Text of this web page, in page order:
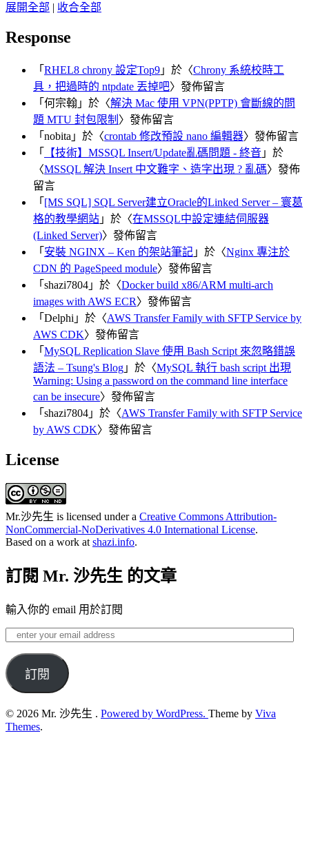
展開全部 | 收合全部
Response
「 RHEL8 chrony 設定Top9 」於〈Chrony 系統校時工
具，把過時的 ntpdate 丟掉吧〉發佈留言
「 何宗翰 」於〈解決 Mac 使用 VPN(PPTP) 會斷線的問
題 MTU 封包限制 〉發佈留言
「 nobita 」於〈crontab 修改預設 nano 編輯器〉發佈留言
「
【技術】MSSQL Insert/Update亂碼問題 - 終音 」於
〈MSSQL 解決 Insert 中文難字、造字出現 ? 亂碼〉發佈
留言
「 [MS SQL] SQL Server建立Oracle的Linked Server – 寰葛
格的教學網站 」於〈在MSSQL中設定連結伺服器
(Linked Server)〉發佈留言
「 安裝 NGINX – Ken 的架站筆記 」於〈Nginx 專注於
CDN 的 PageSpeed module〉發佈留言
「 shazi7804 」於〈Docker build x86/ARM multi-arch
images with AWS ECR〉發佈留言
「 Delphi 」於〈AWS Transfer Family with SFTP Service by
AWS CDK〉發佈留言
「 MySQL Replication Slave 使用 Bash Script 來忽略錯誤
語法 – Tsung's Blog 」於〈MySQL 執行 bash script 出現
Warning: Using a password on the command line interface
can be insecure〉發佈留言
「 shazi7804 」於〈AWS Transfer Family with SFTP Service
by AWS CDK〉發佈留言
License
Mr.沙先生 is licensed under a Creative Commons Attribution-
NonCommercial-NoDerivatives 4.0 International License.
Based on a work at shazi.info.
訂閱 Mr. 沙先生 的文章
輸入你的 email 用於訂閱
enter
your
email
address訂閱
© 2026 Mr. 沙先生 . Powered by WordPress. Theme by Viva
Themes.